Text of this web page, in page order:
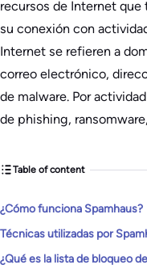
recursos de Internet que
su conexión con
Internet se refieren a
correo electrónico,
de malware. Por
de phishing,
Table of content
¿Cómo funciona Spamhaus?
Técnicas utilizadas por
¿Qué es la lista de bloqueo